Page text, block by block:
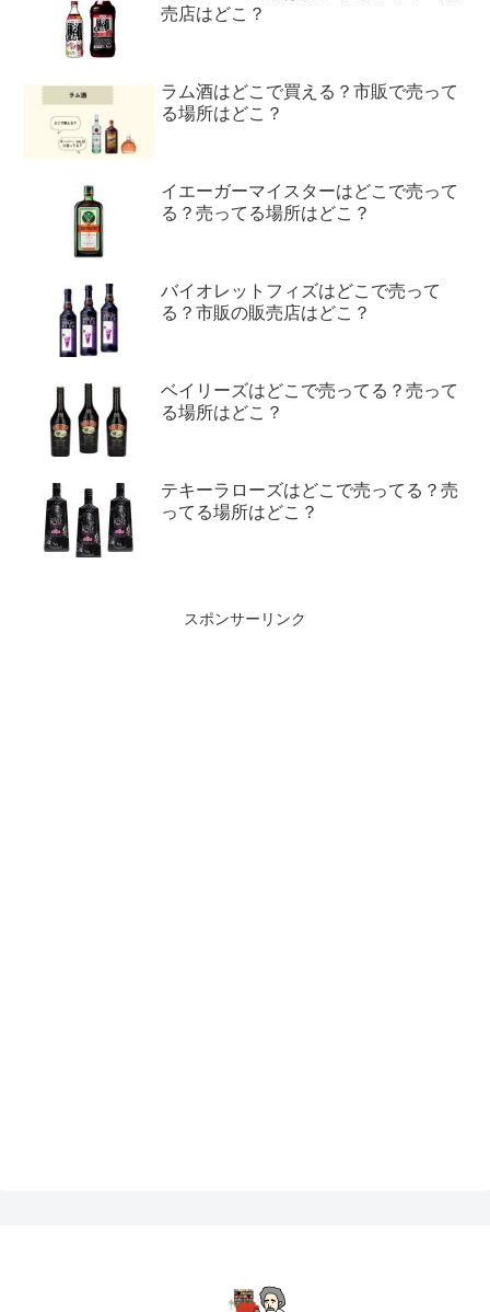
売店はどこ？
ラム酒はどこで買える？市販で売って
る場所はどこ？
イエーガーマイスターはどこで売って
る？売ってる場所はどこ？
バイオレットフィズはどこで売って
る？市販の販売店はどこ？
ベイリーズはどこで売ってる？売って
る場所はどこ？
テキーラローズはどこで売ってる？売
ってる場所はどこ？
スポンサーリンク